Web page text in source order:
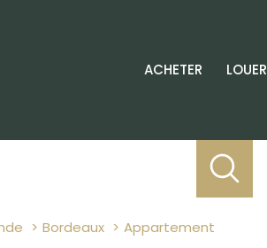
ACHETER LOUER
Bordeaux appartement